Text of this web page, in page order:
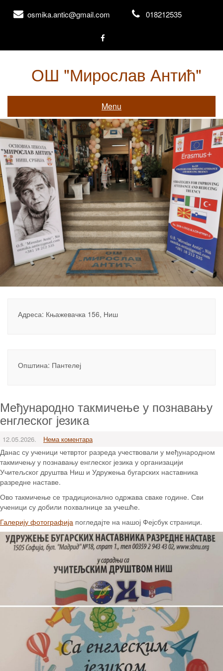
osmika.antic@gmail.com 018212535
ОШ "Мирослав Антић"
Menu
Адреса: Књажевачка 156, Ниш
Општина: Пантелеј
Међународно такмичење у познавању
енглеског језика
12.05.2026. Нема коментара
Данас су ученици четвртог разреда учествовали у међународном
такмичењу у познавању енглеског језика у организацији
Учитељског друштва Ниш и Удружења бугарских наставника
разредне наставе.
Ово такмичење се традиционално одржава сваке године. Сви
ученици су добили похвалнице за учешће.
Галерију фотографија погледајте на нашој Фејсбук страници.